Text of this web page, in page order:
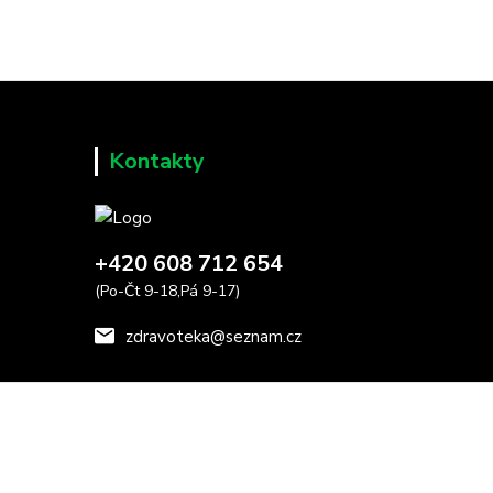
Kontakty
+420 608 712 654
(Po-Čt 9-18,Pá 9-17)
zdravoteka@seznam.cz